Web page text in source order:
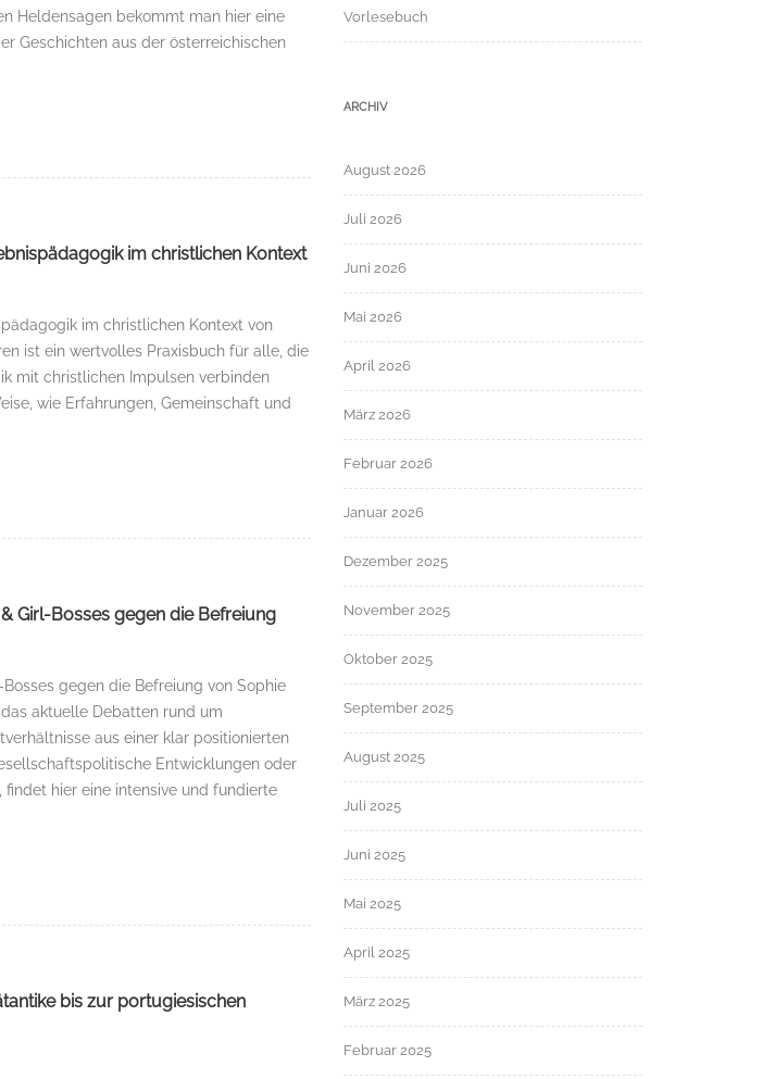
Heldensagen bekommt man hier eine
Geschichten aus der österreichischen
im christlichen Kontext
im christlichen Kontext von
ist ein wertvolles Praxisbuch für alle, die
mit christlichen Impulsen verbinden
wie Erfahrungen, Gemeinschaft und
Girl-Bosses gegen die Befreiung
gegen die Befreiung von Sophie
aktuelle Debatten rund um
aus einer klar positionierten
Entwicklungen oder
hier eine intensive und fundierte
bis zur portugiesischen
Vorlesebuch
ARCHIV
August 2026
Juli 2026
Juni 2026
Mai 2026
April 2026
März 2026
Februar 2026
Januar 2026
Dezember 2025
November 2025
Oktober 2025
September 2025
August 2025
Juli 2025
Juni 2025
Mai 2025
April 2025
März 2025
Februar 2025